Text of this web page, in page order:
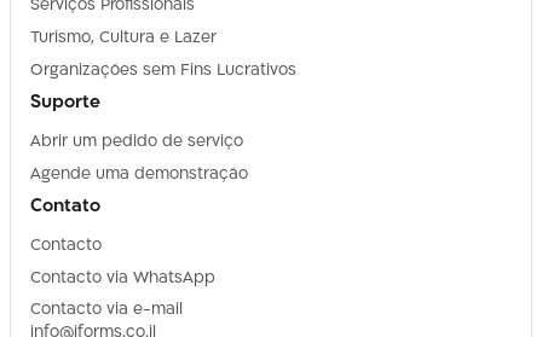
Serviços Profissionais
Turismo, Cultura e Lazer
Organizações sem Fins Lucrativos
Suporte
Abrir um pedido de serviço
Agende uma demonstração
Contato
Contacto
Contacto via WhatsApp
Contacto via e-mail
info@iforms.co.il